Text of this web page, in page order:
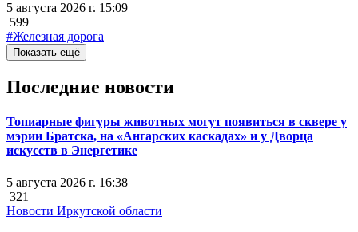
5 августа 2026 г. 15:09
599
#Железная дорога
Показать ещё
Последние новости
Топиарные фигуры животных могут появиться в сквере у
мэрии Братска, на «Ангарских каскадах» и у Дворца
искусств в Энергетике
5 августа 2026 г. 16:38
321
Новости Иркутской области